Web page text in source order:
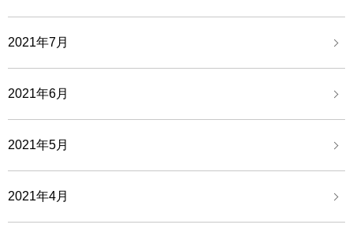
2021年7月
2021年6月
2021年5月
2021年4月